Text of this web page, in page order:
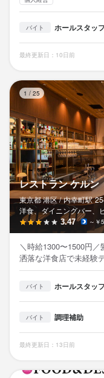
バイト ホールスタッフ
最終更新日：10日前
1 / 25
レストラン ケルン
東京都 港区 / 内幸町駅
洋食、ダイニングバー、
3.47 ～￥
＼時給1300〜1500円
洒落な洋食店で未経験
バイト ホールスタッフ
バイト 調理補助
最終更新日：13日前